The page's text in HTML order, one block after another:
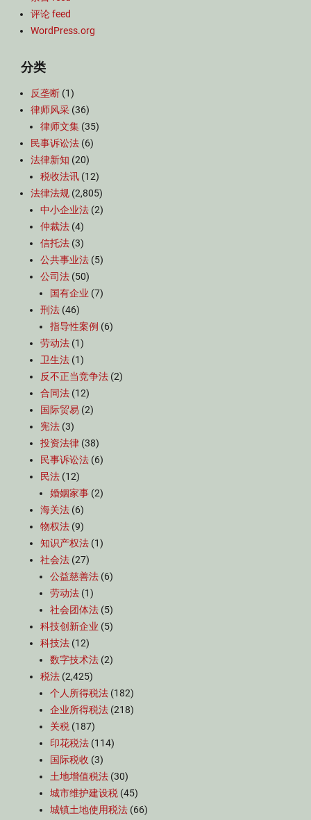
评论 feed
WordPress.org
分类
反垄断 (1)
律师风采 (36)
律师文集 (35)
民事诉讼法 (6)
法律新知 (20)
税收法讯 (12)
法律法规 (2,805)
中小企业法 (2)
仲裁法 (4)
信托法 (3)
公共事业法 (5)
公司法 (50)
国有企业 (7)
刑法 (46)
指导性案例 (6)
劳动法 (1)
卫生法 (1)
反不正当竞争法 (2)
合同法 (12)
国际贸易 (2)
宪法 (3)
投资法律 (38)
民事诉讼法 (6)
民法 (12)
婚姻家事 (2)
海关法 (6)
物权法 (9)
知识产权法 (1)
社会法 (27)
公益慈善法 (6)
劳动法 (1)
社会团体法 (5)
科技创新企业 (5)
科技法 (12)
数字技术法 (2)
税法 (2,425)
个人所得税法 (182)
企业所得税法 (218)
关税 (187)
印花税法 (114)
国际税收 (3)
土地增值税法 (30)
城市维护建设税 (45)
城镇土地使用税法 (66)